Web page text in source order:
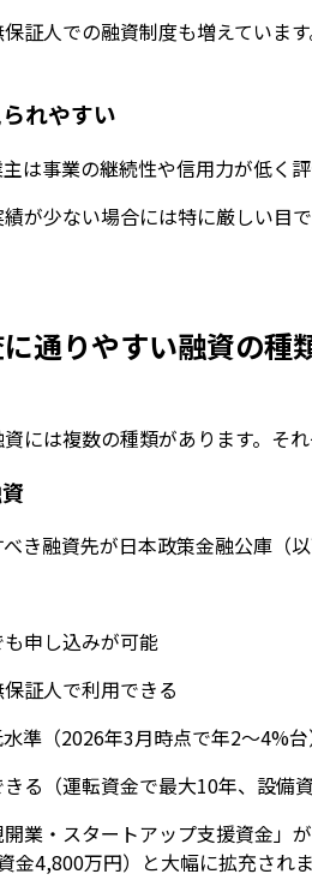
証人での融資制度も増えていま
れやすい
は事業の継続性や信用力が低く
が少ない場合には特に厳しい目
通りやすい融資の種
には複数の種類があります。そ
き融資先が日本政策金融公庫（
申し込みが可能
証人で利用できる
準（2026年3月時点で年2〜4%
る（運転資金で最大10年、設備
業・スタートアップ支援資金」
金4,800万円）と大幅に拡充され